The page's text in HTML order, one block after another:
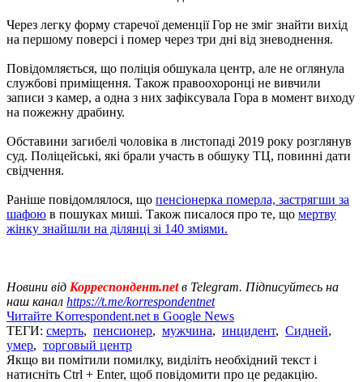
Через легку форму старечої деменції Гор не зміг знайти вихід
на першому поверсі і помер через три дні від зневоднення.
Повідомляється, що поліція обшукала центр, але не оглянула
службові приміщення. Також правоохоронці не вивчили
записи з камер, а одна з них зафіксувала Гора в момент виходу
на пожежну драбину.
Обставини загибелі чоловіка в листопаді 2019 року розглянув
суд. Поліцейські, які брали участь в обшуку ТЦ, повинні дати
свідчення.
Раніше повідомлялося, що пенсіонерка померла, застрягши за
шафою в пошуках миші. Також писалося про те, що мертву
жінку знайшли на ділянці зі 140 зміями.
Новини від Корреспондент.netв Telegram. Підписуйтесь на
наш канал https://t.me/korrespondentnet
Читайте Korrespondent.net в Google News
ТЕГИ: смерть, пенсионер, мужчина, инцидент, Сидней,
умер, торговый центр
Якщо ви помітили помилку, виділіть необхідний текст і
натисніть Ctrl + Enter, щоб повідомити про це редакцію.